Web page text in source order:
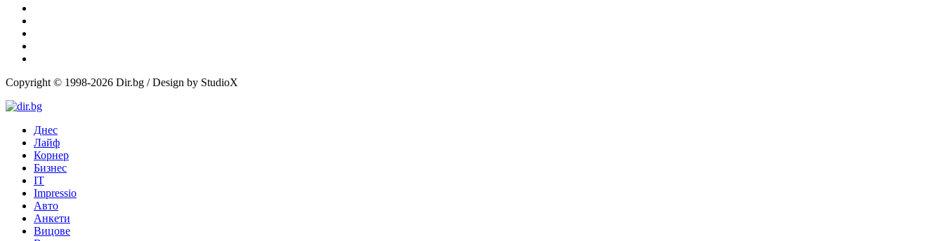
Copyright © 1998-2026 Dir.bg / Design by StudioX
Днес
Лайф
Корнер
Бизнес
IT
Impressio
Авто
Анкети
Вицове